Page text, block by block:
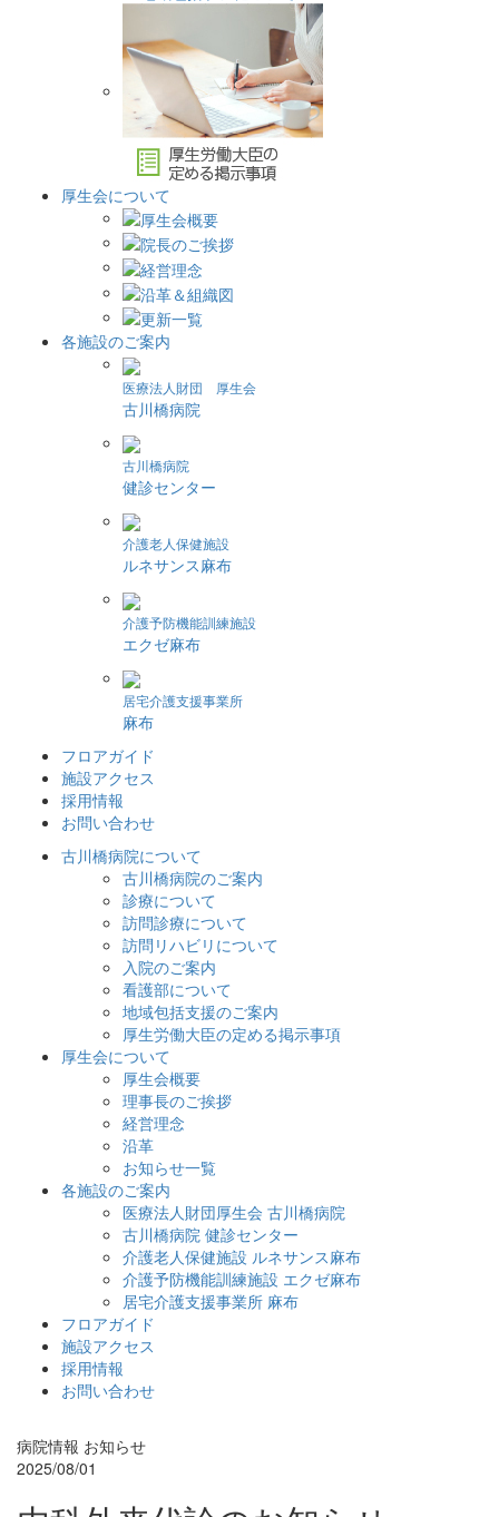
厚生会について
各施設のご案内
医療法人財団 厚生会
古川橋病院
古川橋病院
健診センター
介護老人保健施設
ルネサンス麻布
介護予防機能訓練施設
エクゼ麻布
居宅介護支援事業所
麻布
フロアガイド
施設アクセス
採用情報
お問い合わせ
古川橋病院について
古川橋病院のご案内
診療について
訪問診療について
訪問リハビリについて
入院のご案内
看護部について
地域包括支援のご案内
厚生労働大臣の定める掲示事項
厚生会について
厚生会概要
理事長のご挨拶
経営理念
沿革
お知らせ一覧
各施設のご案内
医療法人財団厚生会 古川橋病院
古川橋病院 健診センター
介護老人保健施設 ルネサンス麻布
介護予防機能訓練施設 エクゼ麻布
居宅介護支援事業所 麻布
フロアガイド
施設アクセス
採用情報
お問い合わせ
病院情報 お知らせ
2025/08/01